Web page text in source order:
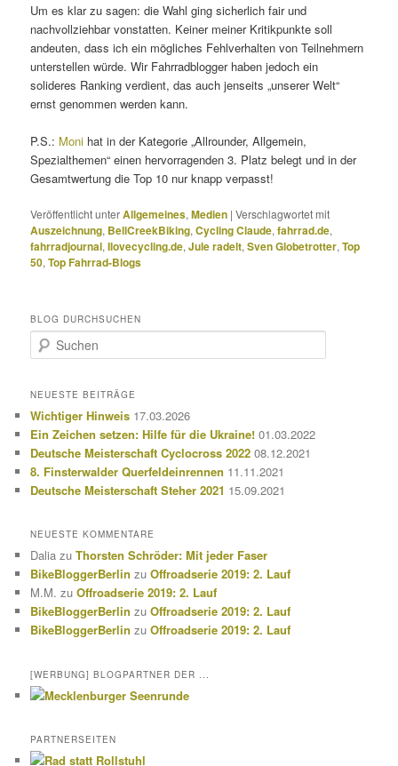
Um es klar zu sagen: die Wahl ging sicherlich fair und
nachvollziehbar vonstatten. Keiner meiner Kritikpunkte soll
andeuten, dass ich ein mögliches Fehlverhalten von Teilnehmern
unterstellen würde. Wir Fahrradblogger haben jedoch ein
solideres Ranking verdient, das auch jenseits „unserer Welt“
ernst genommen werden kann.
P.S.: Moni hat in der Kategorie „Allrounder, Allgemein,
Spezialthemen“ einen hervorragenden 3. Platz belegt und in der
Gesamtwertung die Top 10 nur knapp verpasst!
Veröffentlicht unterAllgemeines,Medien |Verschlagwortet mit
Auszeichnung, BellCreekBiking,Cycling Claude,fahrrad.de,
fahrradjournal,Ilovecycling.de,Jule radelt,Sven Globetrotter,Top
50,Top Fahrrad-Blogs
BLOG DURCHSUCHEN
u
h
n
NEUESTE BEITRÄGE
Wichtiger Hinweis 17.03.2026
Ein Zeichen setzen: Hilfe für die Ukraine! 01.03.2022
Deutsche Meisterschaft Cyclocross 2022 08.12.2021
8. Finsterwalder Querfeldeinrennen 11.11.2021
Deutsche Meisterschaft Steher 2021 15.09.2021
NEUESTE KOMMENTARE
Dalia zuThorsten Schröder: Mit jeder Faser
BikeBloggerBerlin zuOffroadserie 2019: 2. Lauf
M.M. zuOffroadserie 2019: 2. Lauf
BikeBloggerBerlin zuOffroadserie 2019: 2. Lauf
BikeBloggerBerlin zuOffroadserie 2019: 2. Lauf
[WERBUNG] BLOGPARTNER DER ...
PARTNERSEITEN